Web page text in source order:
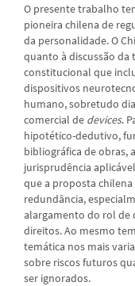
O presente trabalho
pioneira chilena de
da personalidade. O
quanto à discussão da
constitucional que
dispositivos
humano, sobretudo
comercial de devices.
hipotético-dedutivo,
bibliográfica de obras,
jurisprudência
que a proposta
redundância,
alargamento do rol de
direitos. Ao mesmo
temática nos mais
sobre riscos futuros
ser ignorados.